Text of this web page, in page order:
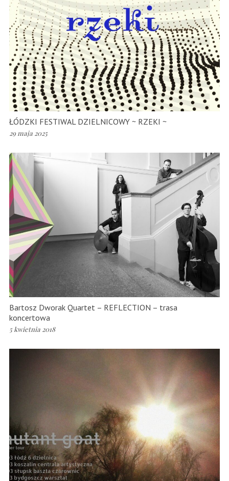
ŁÓDZKI FESTIWAL DZIELNICOWY ~ RZEKI ~
29 maja 2025
Bartosz Dworak Quartet – REFLECTION – trasa
koncertowa
5 kwietnia 2018